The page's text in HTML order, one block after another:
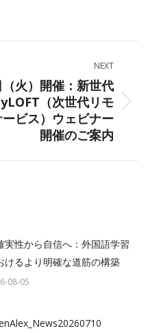
NEXT
火）開催：新世代
（次世代リモ
ビス）ウェビナー
開催のご案内
実性から自信へ：外国語学習
けるより明確な道筋の構築
08-05